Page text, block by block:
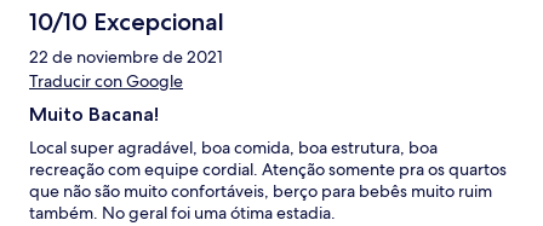
10/10 Excepcional
22 de noviembre de 2021
Traducir con Google
Muito Bacana!
Local super agradável, boa comida, boa estrutura, boa
recreação com equipe cordial. Atenção somente pra os quartos
que não são muito confortáveis, berço para bebês muito ruim
também. No geral foi uma ótima estadia.